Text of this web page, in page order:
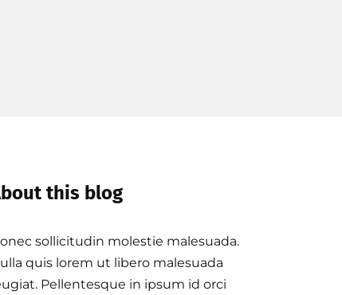
this blog
sollicitudin molestie malesuada.
quis lorem ut libero malesuada
Pellentesque in ipsum id orci